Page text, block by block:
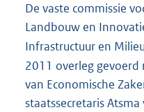
De vaste commissie
Landbouw en
Infrastructuur en Milieu
2011 overleg gevoerd
van Economische
staatssecretaris